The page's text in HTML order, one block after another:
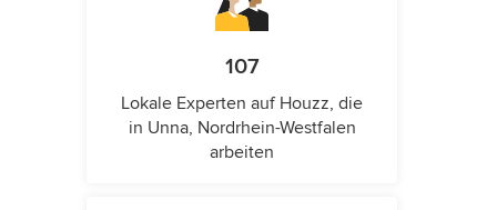
107
Lokale Experten auf Houzz, die
in Unna, Nordrhein-Westfalen
arbeiten